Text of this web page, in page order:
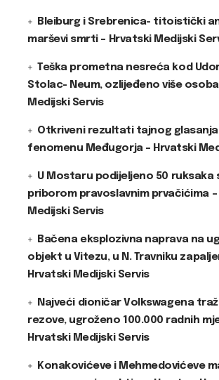
Bleiburg i Srebrenica- titoistički
marševi smrti – Hrvatski Medijski
Teška prometna nesreća kod
Stolac- Neum, ozlijeđeno više
Medijski Servis
Otkriveni rezultati tajnog
fenomenu Međugorja – Hrvatski
U Mostaru podijeljeno 50 ruksaka
priborom pravoslavnim prvačićima
Medijski Servis
Bačena eksplozivna naprava na
objekt u Vitezu, u N. Travniku
Hrvatski Medijski Servis
Najveći dioničar Volkswagena
rezove, ugroženo 100.000 radnih
Hrvatski Medijski Servis
Konakovićeve i Mehmedovićeve